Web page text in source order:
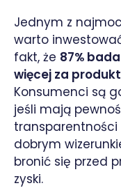
Jednym z
warto
fakt, że 87%
więcej za
Konsumenci są
jeśli mają
transparentności
dobrym
bronić się przed
zyski.